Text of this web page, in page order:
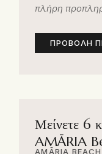
πλήρη
ΠΡΟΒΟΛΉ
Μείνετε 6
AMĀRIA
AMĀRIA